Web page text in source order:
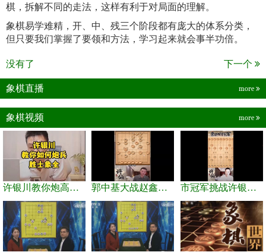
棋，拆解不同的走法，这样有利于对局面的理解。
象棋易学难精，开、中、残三个阶段都有庞大的体系分类，
但只要我们掌握了要领和方法，学习起来就会事半功倍。
没有了 下一个
象棋直播 more
象棋视频 more
许银川教你炮高兵士象全如何赢士象全，简单四步即可 郭中基大战赵鑫鑫，许银川激情讲解 市冠军挑战许银川，急进中兵变化真激烈！